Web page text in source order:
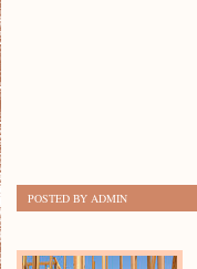
POSTED BY ADMIN